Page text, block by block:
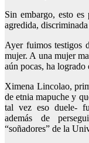
Sin embargo, esto
agredida,
Ayer fuimos testigos
mujer. A una mujer
aún pocas, ha
Ximena Lincolao,
de etnia mapuche y
tal vez eso duele-
además de
“soñadores” de la